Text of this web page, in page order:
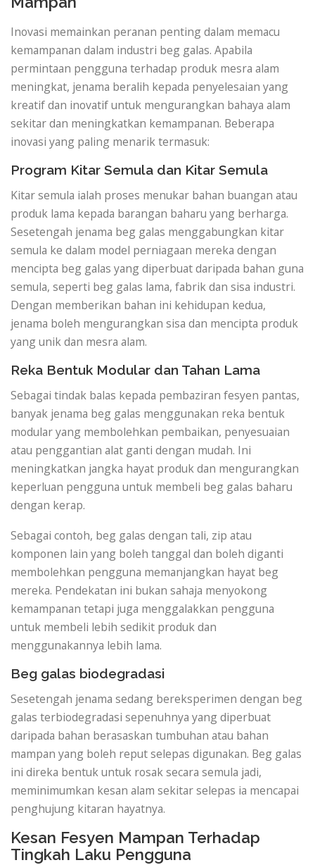
Inovasi memainkan peranan penting dalam memacu
kemampanan dalam industri beg galas. Apabila
permintaan pengguna terhadap produk mesra alam
meningkat, jenama beralih kepada penyelesaian yang
kreatif dan inovatif untuk mengurangkan bahaya alam
sekitar dan meningkatkan kemampanan. Beberapa
inovasi yang paling menarik termasuk:
Program Kitar Semula dan Kitar Semula
Kitar semula ialah proses menukar bahan buangan atau
produk lama kepada barangan baharu yang berharga.
Sesetengah jenama beg galas menggabungkan kitar
semula ke dalam model perniagaan mereka dengan
mencipta beg galas yang diperbuat daripada bahan guna
semula, seperti beg galas lama, fabrik dan sisa industri.
Dengan memberikan bahan ini kehidupan kedua,
jenama boleh mengurangkan sisa dan mencipta produk
yang unik dan mesra alam.
Reka Bentuk Modular dan Tahan Lama
Sebagai tindak balas kepada pembaziran fesyen pantas,
banyak jenama beg galas menggunakan reka bentuk
modular yang membolehkan pembaikan, penyesuaian
atau penggantian alat ganti dengan mudah. Ini
meningkatkan jangka hayat produk dan mengurangkan
keperluan pengguna untuk membeli beg galas baharu
dengan kerap.
Sebagai contoh, beg galas dengan tali, zip atau
komponen lain yang boleh tanggal dan boleh diganti
membolehkan pengguna memanjangkan hayat beg
mereka. Pendekatan ini bukan sahaja menyokong
kemampanan tetapi juga menggalakkan pengguna
untuk membeli lebih sedikit produk dan
menggunakannya lebih lama.
Beg galas biodegradasi
Sesetengah jenama sedang bereksperimen dengan beg
galas terbiodegradasi sepenuhnya yang diperbuat
daripada bahan berasaskan tumbuhan atau bahan
mampan yang boleh reput selepas digunakan. Beg galas
ini direka bentuk untuk rosak secara semula jadi,
meminimumkan kesan alam sekitar selepas ia mencapai
penghujung kitaran hayatnya.
Kesan Fesyen Mampan Terhadap
Tingkah Laku Pengguna